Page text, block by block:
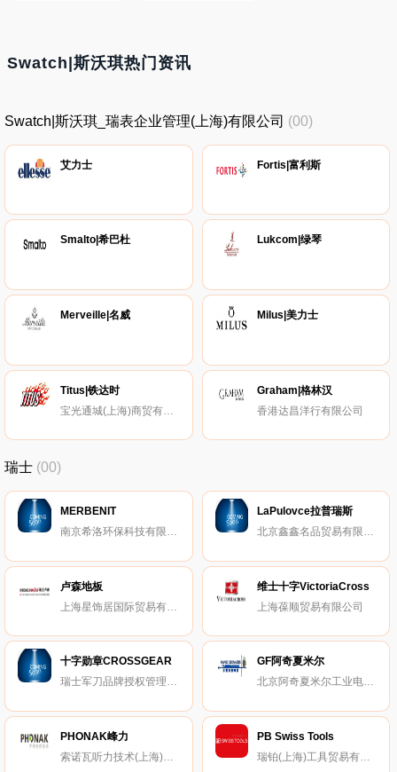
Swatch|斯沃琪热门资讯
Swatch|斯沃琪_瑞表企业管理(上海)有限公司 (00)
艾力士 Fortis|富利斯
Smalto|希巴杜 Lukcom|绿琴
Merveille|名威 Milus|美力士
Titus|铁达时
宝光通城(上海)商贸有限公司
Graham|格林汉
香港达昌洋行有限公司
瑞士 (00)
MERBENIT
南京希洛环保科技有限公司
LaPulovce拉普瑞斯
北京鑫鑫名品贸易有限公司
卢森地板
上海星饰居国际贸易有限公司
维士十字VictoriaCross
上海葆顺贸易有限公司
十字勋章CROSSGEAR
瑞士军刀品牌授权管理有限公司
GF阿奇夏米尔
北京阿奇夏米尔工业电子有限公司
PHONAK峰力
索诺瓦听力技术(上海)有限公司
PB Swiss Tools
瑞铂(上海)工具贸易有限公司